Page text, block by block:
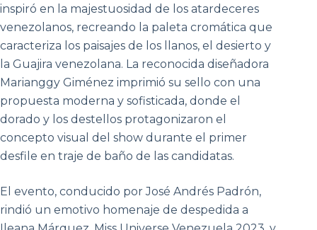
inspiró en la majestuosidad de los atardeceres
venezolanos, recreando la paleta cromática que
caracteriza los paisajes de los llanos, el desierto y
la Guajira venezolana. La reconocida diseñadora
Marianggy Giménez imprimió su sello con una
propuesta moderna y sofisticada, donde el
dorado y los destellos protagonizaron el
concepto visual del show durante el primer
desfile en traje de baño de las candidatas.
El evento, conducido por José Andrés Padrón,
rindió un emotivo homenaje de despedida a